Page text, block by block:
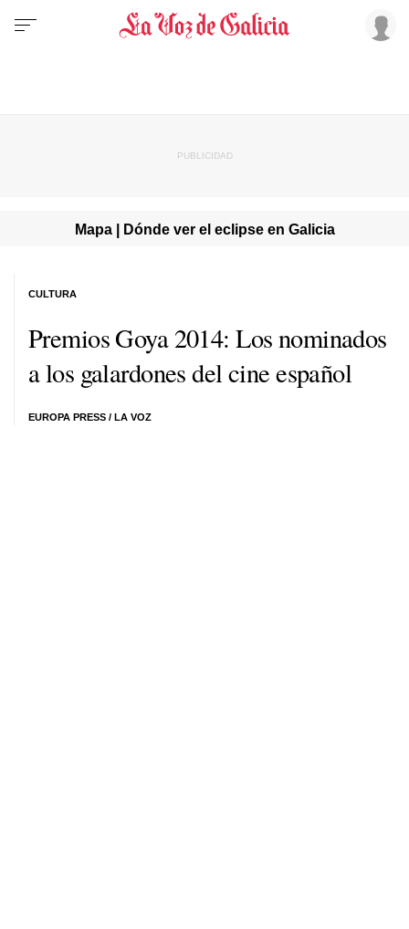
Mapa | Dónde ver el eclipse en Galicia
Premios Goya 2014: Los nominados
a los galardones del cine español
EUROPA PRESS / LA VOZ
CULTURA